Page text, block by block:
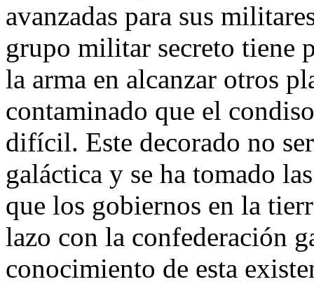
avanzadas para sus
grupo militar secreto tiene
la arma en alcanzar otros
contaminado que el
difícil. Este decorado no
galáctica y se ha tomado
que los gobiernos en la
lazo con la confederación
conocimiento de esta